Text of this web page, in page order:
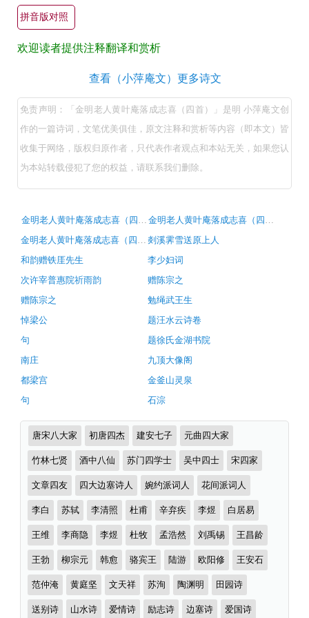
叶
庵
落
志
喜
（四
首）
原
翻
译
+全
文
注
释
译
文
+原
著
赏
析
拼音版对照
欢迎读者提供注释翻译和赏析
明
老
人
黄
叶
落
成
萍
庵
文）
原
翻
译
及
（完）-
查看（小萍庵文）更多诗文
免责声明：「金明老人黄叶庵落成志喜（四首）」是明 小萍庵文创
作的一篇诗词，文笔优美俱佳，原文注释和赏析等内容（即本文）皆
收集于网络，版权归原作者，只代表作者观点和本站无关，如果您认
为本站转载侵犯了您的权益，请联系我们删除。
古
词
推
荐
金明老人黄叶庵落成志喜（四首）
金明老人黄叶庵落成志喜（四首）
金明老人黄叶庵落成志喜（四首） 剡溪霁雪送原上人
和韵赠铁厓先生
李少妇词
次许宰普惠院祈雨韵
赠陈宗之
赠陈宗之
勉绳武王生
悼梁公
题汪水云诗卷
句
题徐氏金湖书院
南庄
九顶大像阁
都梁宫
金釜山灵泉
句
石淙
诗
词
分
类
唐宋八大家 初唐四杰 建安七子 元曲四大家
竹林七贤 酒中八仙 苏门四学士 吴中四士 宋四家
文章四友 四大边塞诗人 婉约派词人 花间派词人
李白 苏轼 李清照 杜甫 辛弃疾 李煜 白居易
王维 李商隐 李煜 杜牧 孟浩然 刘禹锡 王昌龄
王勃 柳宗元 韩愈 骆宾王 陆游 欧阳修 王安石
范仲淹 黄庭坚 文天祥 苏洵 陶渊明 田园诗
送别诗 山水诗 爱情诗 励志诗 边塞诗 爱国诗